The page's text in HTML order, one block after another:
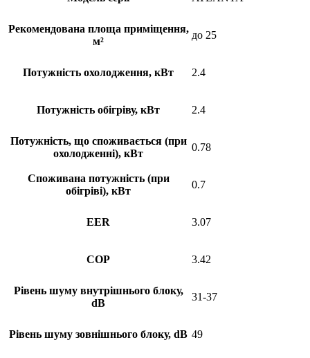
Рекомендована площа приміщення,
м²
до 25
Потужність охолодження, кВт 2.4
Потужність обігріву, кВт 2.4
Потужність, що споживається (при
охолодженні), кВт
0.78
Споживана потужність (при
обігріві), кВт
0.7
EER 3.07
COP 3.42
Рівень шуму внутрішнього блоку,
dB
31-37
Рівень шуму зовнішнього блоку, dB 49